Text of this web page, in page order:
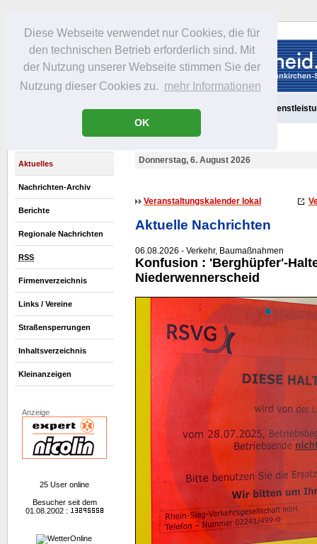
Diese Webseite verwendet nur Cookies, die für
den technischen Betrieb erforderlich sind. Mit
der Nutzung unserer Webseite stimmen Sie der
Nutzung dieser Cookies zu. mehr Informationen
OK
Portrait Freizeit Gastronomie
Aktuelles
Nachrichten-Archiv
Berichte
Regionale Nachrichten
RSS
Firmenverzeichnis
Links / Vereine
Straßensperrungen
Inhaltsverzeichnis
Kleinanzeigen
Anzeige
25 User online
Besucher seit dem
01.08.2002 :
Donnerstag, 6. August 2026
Veranstaltungskalender lokal
Aktuelle Nachrichten
06.08.2026 - Verkehr, Baumaßnahmen
Konfusion : 'Berghüpfer'-
Niederwennerscheid